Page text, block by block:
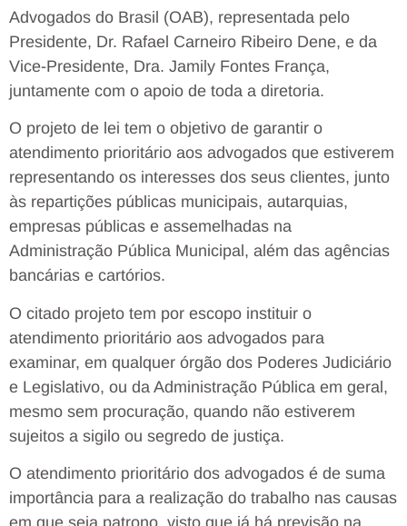
Advogados do Brasil (OAB), representada pelo
Presidente, Dr. Rafael Carneiro Ribeiro Dene, e da
Vice-Presidente, Dra. Jamily Fontes França,
juntamente com o apoio de toda a diretoria.
O projeto de lei tem o objetivo de garantir o
atendimento prioritário aos advogados que estiverem
representando os interesses dos seus clientes, junto
às repartições públicas municipais, autarquias,
empresas públicas e assemelhadas na
Administração Pública Municipal, além das agências
bancárias e cartórios.
O citado projeto tem por escopo instituir o
atendimento prioritário aos advogados para
examinar, em qualquer órgão dos Poderes Judiciário
e Legislativo, ou da Administração Pública em geral,
mesmo sem procuração, quando não estiverem
sujeitos a sigilo ou segredo de justiça.
O atendimento prioritário dos advogados é de suma
importância para a realização do trabalho nas causas